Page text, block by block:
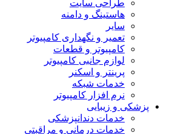
طراحی سایت
هاستینگ و دامنه
سایر
تعمیر و نگهداری کامپیوتر
کامپیوتر و قطعات
لوازم جانبی کامپیوتر
پرینتر و اسکنر
خدمات شبکه
نرم افزار کامپیوتر
پزشکی و زیبایی
خدمات دندانپزشکی
خدمات درمانی و مراقبتی